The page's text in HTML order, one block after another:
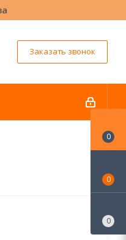
Заказать звонок
0
0
0